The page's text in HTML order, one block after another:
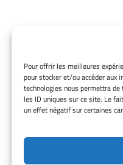
Pour offrir les meilleures
pour stocker et/ou accéder aux
technologies nous permettra
les ID uniques sur ce site. Le
un effet négatif sur certaines